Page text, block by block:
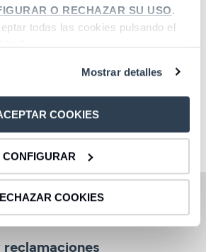
O RECHAZAR SU USO.
todas las cookies pulsando el
Mostrar detalles
COOKIES
CONFIGURAR
COOKIES
reclamaciones